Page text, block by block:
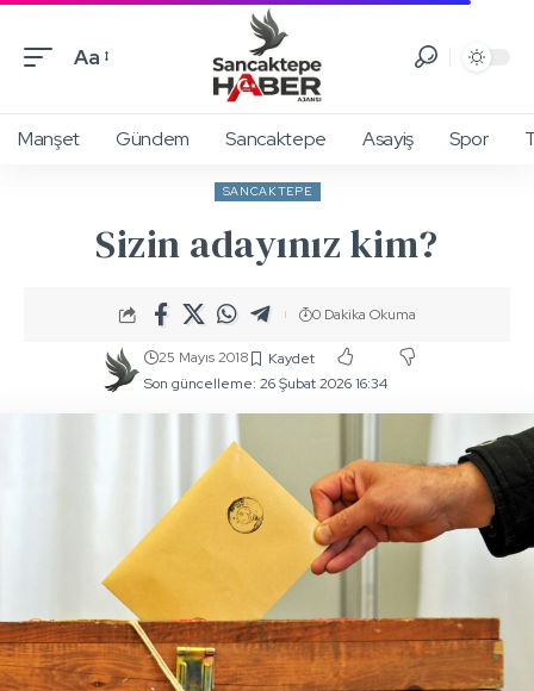
Aa
Manşet Gündem Sancaktepe Asayiş Spor
SANCAKTEPE
Sizin adayınız kim?
Son güncelleme: 26 Şubat 2026 16:34
25 Mayıs 2018
0 Dakika Okuma